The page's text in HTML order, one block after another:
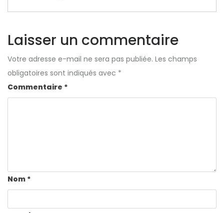
Laisser un commentaire
Votre adresse e-mail ne sera pas publiée. Les champs
obligatoires sont indiqués avec *
Commentaire *
Nom *